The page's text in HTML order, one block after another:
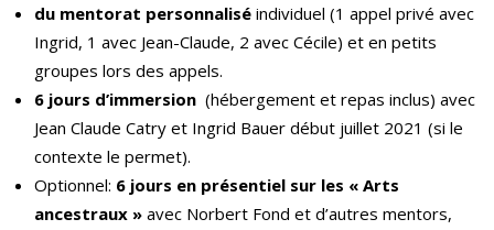
du mentorat personnalisé individuel (1 appel privé avec
Ingrid, 1 avec Jean-Claude, 2 avec Cécile) et en petits
groupes lors des appels.
6 jours d’immersion (hébergement et repas inclus) avec
Jean Claude Catry et Ingrid Bauer début juillet 2021 (si le
contexte le permet).
Optionnel: 6 jours en présentiel sur les « Arts
ancestraux » avec Norbert Fond et d’autres mentors,